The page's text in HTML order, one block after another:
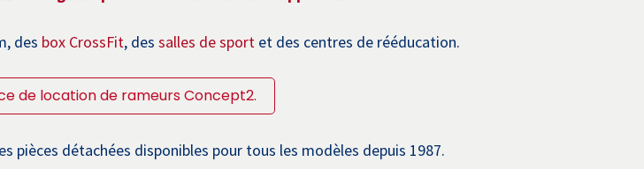
des box CrossFit, des salles de sport et des centres de rééducation.
de location de rameurs Concept2.
pièces détachées disponibles pour tous les modèles depuis 1987.